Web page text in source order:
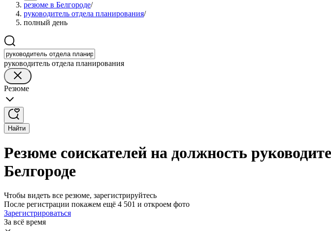
резюме в Белгороде/
руководитель отдела планирования/
полный день
руководитель отдела планирования
Резюме
Найти
Резюме соискателей на должность
Белгороде
Чтобы видеть все резюме, зарегистрируйтесь
После регистрации покажем ещё 4 501 и откроем фото
Зарегистрироваться
За всё время